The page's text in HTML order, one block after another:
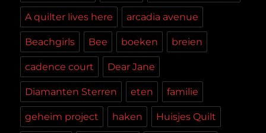
A quilter lives here arcadia avenue
Beachgirls Bee boeken breien
cadence court Dear Jane
Diamanten Sterren eten familie
geheim project haken Huisjes Quilt